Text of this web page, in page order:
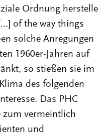
Ordnung herstelle
of the way things
solche Anregungen
1960er-Jahren auf
so stießen sie im
des folgenden
Das PHC
zum vermeintlich
und